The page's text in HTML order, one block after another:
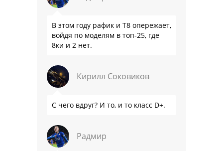
В этом году рафик и Т8 опережает,
войдя по моделям в топ-25, где
8ки и 2 нет.
Кирилл Соковиков
С чего вдруг? И то, и то класс D+.
Радмир